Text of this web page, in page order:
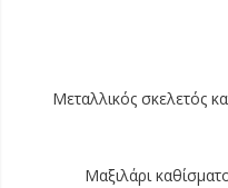
Μεταλλικός σκελετός
Μαξιλάρι